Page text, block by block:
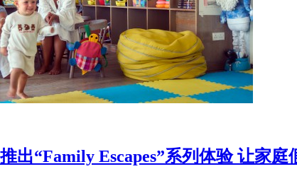
出“Family Escapes”系列体验 让家